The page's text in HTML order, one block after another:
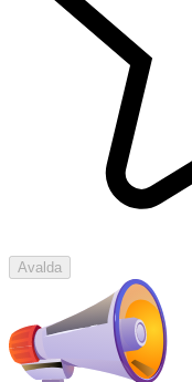
Avalda